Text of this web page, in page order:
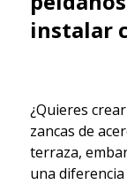
instalar
¿Quieres
zancas de
terraza,
una